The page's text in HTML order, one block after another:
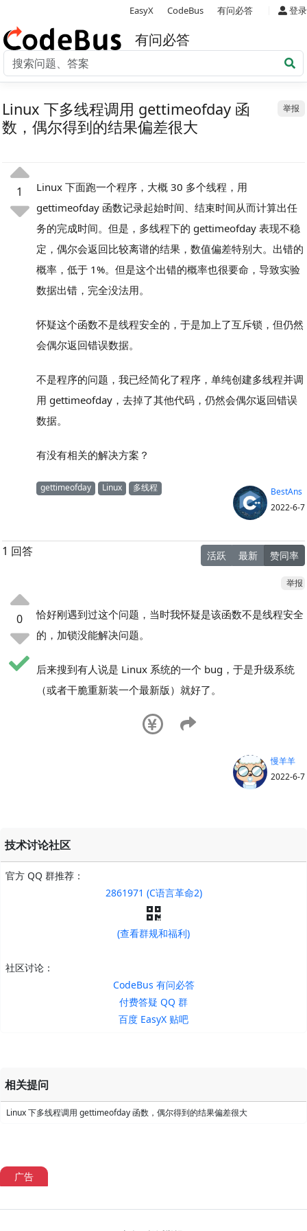
EasyX CodeBus 有问必答 登录
有问必答
举报
Linux 下多线程调用 gettimeofday 函
数，偶尔得到的结果偏差很大
1
Linux 下面跑一个程序，大概 30 多个线程，用
gettimeofday 函数记录起始时间、结束时间从而计算出任
务的完成时间。但是，多线程下的 gettimeofday 表现不稳
定，偶尔会返回比较离谱的结果，数值偏差特别大。出错的
概率，低于 1%。但是这个出错的概率也很要命，导致实验
数据出错，完全没法用。
怀疑这个函数不是线程安全的，于是加上了互斥锁，但仍然
会偶尔返回错误数据。
不是程序的问题，我已经简化了程序，单纯创建多线程并调
用 gettimeofday，去掉了其他代码，仍然会偶尔返回错误
数据。
有没有相关的解决方案？
gettimeofday Linux 多线程
BestAns
2022-6-7
1 回答 活跃 最新 赞同率
举报
0
恰好刚遇到过这个问题，当时我怀疑是该函数不是线程安全
的，加锁没能解决问题。
后来搜到有人说是 Linux 系统的一个 bug，于是升级系统
（或者干脆重新装一个最新版）就好了。
慢羊羊
2022-6-7
技术讨论社区
官方 QQ 群推荐：
2861971 (C语言革命2)
(查看群规和福利)
社区讨论：
CodeBus 有问必答
付费答疑 QQ 群
百度 EasyX 贴吧
相关提问
Linux 下多线程调用 gettimeofday 函数，偶尔得到的结果偏差很大
广告